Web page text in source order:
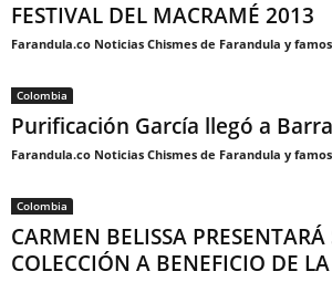
FESTIVAL DEL MACRAMÉ 2013
Farandula.co Noticias Chismes de Farandula y
Colombia
Purificación García llegó a
Farandula.co Noticias Chismes de Farandula y
Colombia
CARMEN BELISSA
COLECCIÓN A BENEFICIO DE